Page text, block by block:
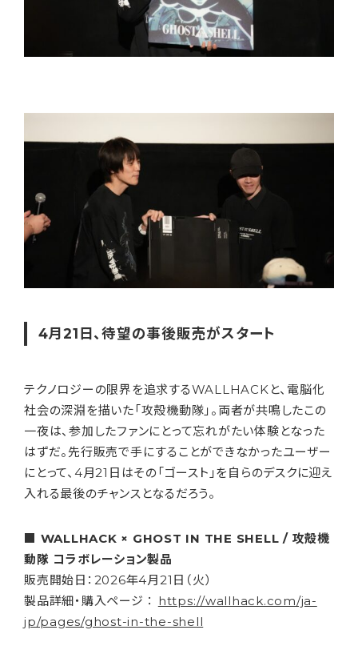
4月21日、待望の事後販売がスタート
テクノロジーの限界を追求するWALLHACKと、電脳化
社会の深淵を描いた「攻殻機動隊」。両者が共鳴したこの
一夜は、参加したファンにとって忘れがたい体験となった
はずだ。先行販売で手にすることができなかったユーザー
にとって、4月21日はその「ゴースト」を自らのデスクに迎え
入れる最後のチャンスとなるだろう。
■ WALLHACK × GHOST IN THE SHELL / 攻殻機
動隊 コラボレーション製品
販売開始日：2026年4月21日（火）
製品詳細・購入ページ ： https://wallhack.com/ja-
jp/pages/ghost-in-the-shell